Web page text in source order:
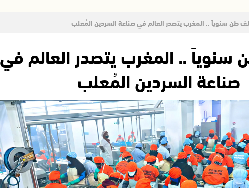
سنوياً .. المغرب يتصدر العالم في
صناعة السردين المُعلب